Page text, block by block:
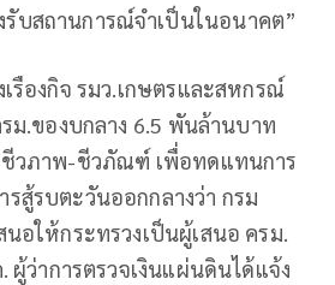
บสถานการณ์จำเป็นในอนาคต”
รืองกิจ รมว.เกษตรและสหกรณ์
ม.ของบกลาง 6.5 พันล้านบาท
ชีวภาพ-ชีวภัณฑ์ เพื่อทดแทนการ
สู้รบตะวันออกกลางว่า กรม
นอให้กระทรวงเป็นผู้เสนอ ครม.
ผู้ว่าการตรวจเงินแผ่นดินได้แจ้ง